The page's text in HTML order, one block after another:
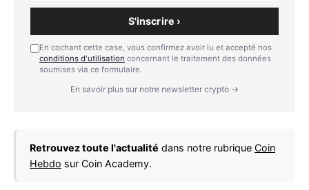
S'inscrire ›
En cochant cette case, vous confirmez avoir lu et accepté nos
conditions d'utilisation concernant le traitement des données
soumises via ce formulaire.
En savoir plus sur notre newsletter crypto →
Retrouvez toute l'actualité dans notre rubrique Coin
Hebdo sur Coin Academy.